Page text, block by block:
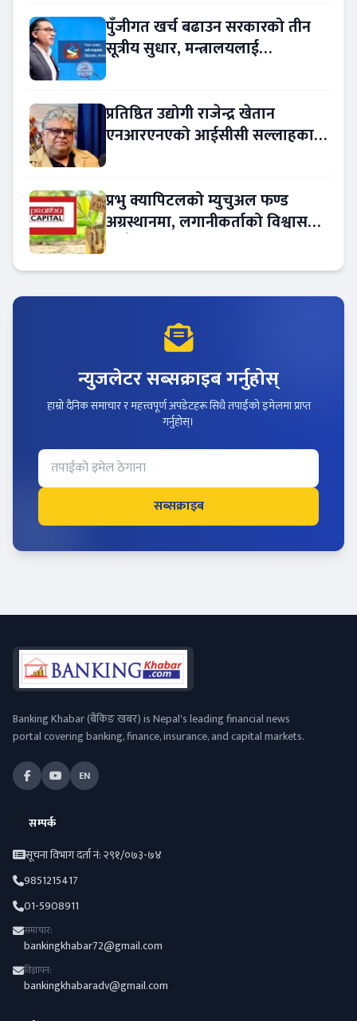
पुँजीगत खर्च बढाउन सरकारको तीन
सूत्रीय सुधार, मन्त्रालयलाई
प्रतिष्ठित उद्योगी राजेन्द्र खेतान
एनआरएनएको आईसीसी सल्लाहकार
प्रभु क्यापिटलको म्युचुअल फण्ड
अग्रस्थानमा, लगानीकर्ताको विश्वास
न्युजलेटर सब्सक्राइब गर्नुहोस्
हाम्रो दैनिक समाचार र महत्त्वपूर्ण अपडेटहरू सिधै तपाईंको इमेलमा प्राप्त
गर्नुहोस्।
सब्सक्राइब
Banking Khabar (बैंकिङ खबर) is Nepal's leading financial news
portal covering banking, finance, insurance, and capital markets.
EN
सम्पर्क
सूचना विभाग दर्ता नं: २९१/०७३-७४
9851215417
01-5908911
समाचार:
bankingkhabar72@gmail.com
विज्ञापन:
bankingkhabaradv@gmail.com